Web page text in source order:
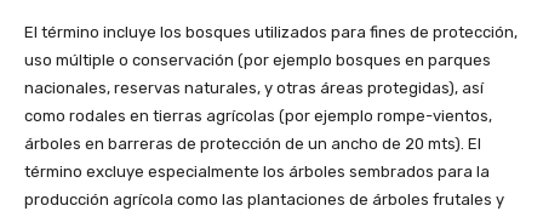
El término incluye los bosques utilizados para fines de protección,
uso múltiple o conservación (por ejemplo bosques en parques
nacionales, reservas naturales, y otras áreas protegidas), así
como rodales en tierras agrícolas (por ejemplo rompe-vientos,
árboles en barreras de protección de un ancho de 20 mts). El
término excluye especialmente los árboles sembrados para la
producción agrícola como las plantaciones de árboles frutales y